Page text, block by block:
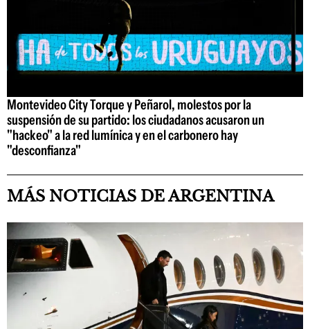
Montevideo City Torque y Peñarol, molestos por la
suspensión de su partido: los ciudadanos acusaron un
"hackeo" a la red lumínica y en el carbonero hay
"desconfianza"
MÁS NOTICIAS DE ARGENTINA